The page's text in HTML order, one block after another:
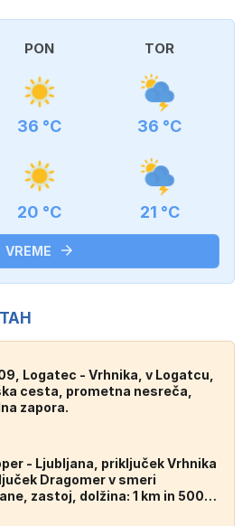
PON
36 °C
20 °C
TOR
36 °C
21 °C
VREME
Logatec - Vrhnika, v Logatcu,
cesta, prometna nesreča,
zapora.
- Ljubljana, priključek Vrhnika
Dragomer v smeri
zastoj, dolžina: 1 km in 500